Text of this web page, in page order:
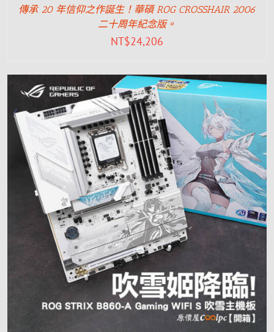
傳承 20 年信仰之作誕生！華碩 ROG CROSSHAIR 2006
二十周年紀念版。
NT$24,206